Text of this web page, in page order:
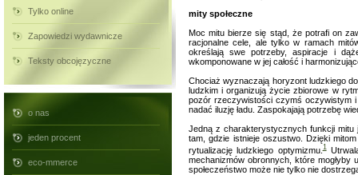
Tylko online
Zapowiedzi wydawnicze
Teksty obcojęzyczne
o nas
jeden procent
eco-mmerce
mity społeczne
Moc mitu bierze się stąd, że potrafi on
racjonalne cele, ale tylko w ramach
określają swe potrzeby, aspiracje i
wkomponowane w jej całość i
Chociaż wyznaczają horyzont ludzkiego
ludzkim i organizują życie zbiorowe w
pozór rzeczywistości czymś oczywistym
nadać iluzję ładu. Zaspokajają potrzebę
Jedną z charakterystycznych funkcji mitu
tam, gdzie istnieje oszustwo. Dzięki
rytualizację ludzkiego optymizmu.1
mechanizmów obronnych, które mogłyby
społeczeństwo może nie tylko nie